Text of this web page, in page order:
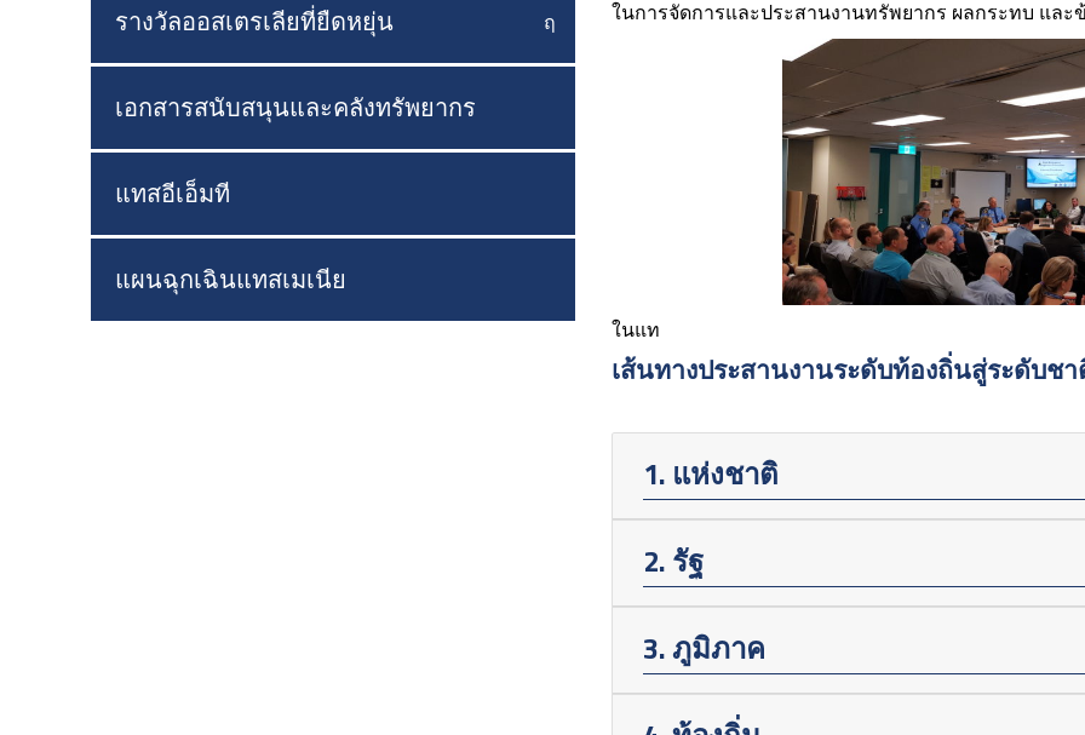
ในการจัดการและประสานงานทรัพยากร ผลกระทบ แล
ในแท
เส้นทางประสานงานระดับท้องถิ่นสู่ระดับช
1. แห่งชาติ
2. รัฐ
3. ภูมิภาค
รางวัลออสเตรเลียที่ยืดหยุ่น สลับเมนู
ฤ
เอกสารสนับสนุนและคลังทรัพยากร
แทสอีเอ็มที
แผนฉุกเฉินแทสเมเนีย